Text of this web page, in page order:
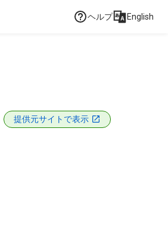
ヘルプ English
提供元サイトで表示